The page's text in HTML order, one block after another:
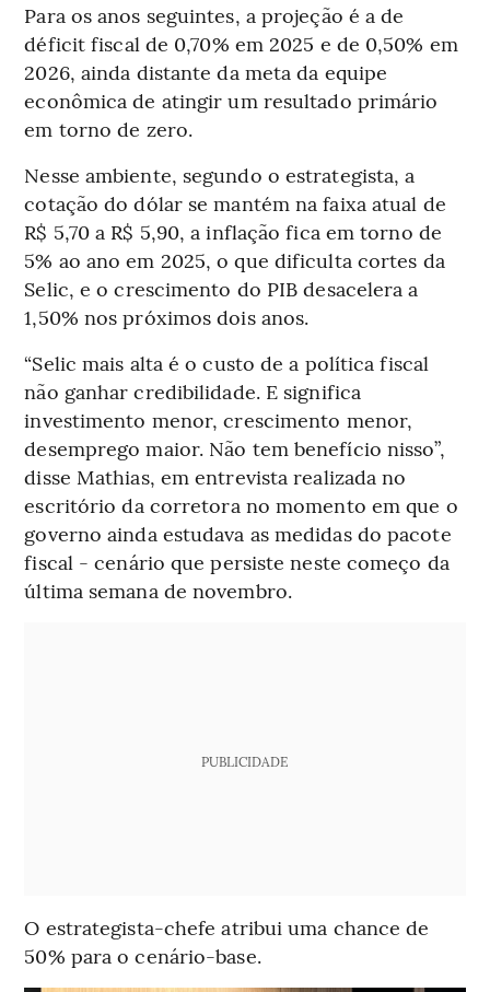
Para os anos seguintes, a projeção é a de
déficit fiscal de 0,70% em 2025 e de 0,50% em
2026, ainda distante da meta da equipe
econômica de atingir um resultado primário
em torno de zero.
Nesse ambiente, segundo o estrategista, a
cotação do dólar se mantém na faixa atual de
R$ 5,70 a R$ 5,90, a inflação fica em torno de
5% ao ano em 2025, o que dificulta cortes da
Selic, e o crescimento do PIB desacelera a
1,50% nos próximos dois anos.
“Selic mais alta é o custo de a política fiscal
não ganhar credibilidade. E significa
investimento menor, crescimento menor,
desemprego maior. Não tem benefício nisso”,
disse Mathias, em entrevista realizada no
escritório da corretora no momento em que o
governo ainda estudava as medidas do pacote
fiscal - cenário que persiste neste começo da
última semana de novembro.
PUBLICIDADE
O estrategista-chefe atribui uma chance de
50% para o cenário-base.